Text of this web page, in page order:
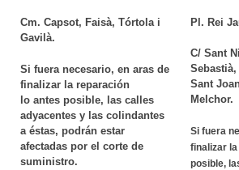
Cm. Capsot, Faisà, Tórtola i
Gavilà.
Si fuera necesario, en aras de
finalizar la reparación
lo antes posible, las calles
adyacentes y las colindantes
a éstas, podrán estar
afectadas por el corte de
suministro.
Pl. Rei
C/ Sant
Sant
Melchor.
Si fuera
finalizar
posible,